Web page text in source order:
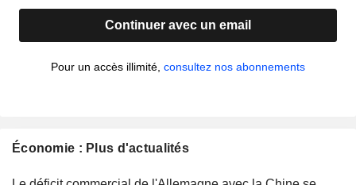
Continuer avec un email
Pour un accès illimité, consultez nos abonnements
Économie : Plus d'actualités